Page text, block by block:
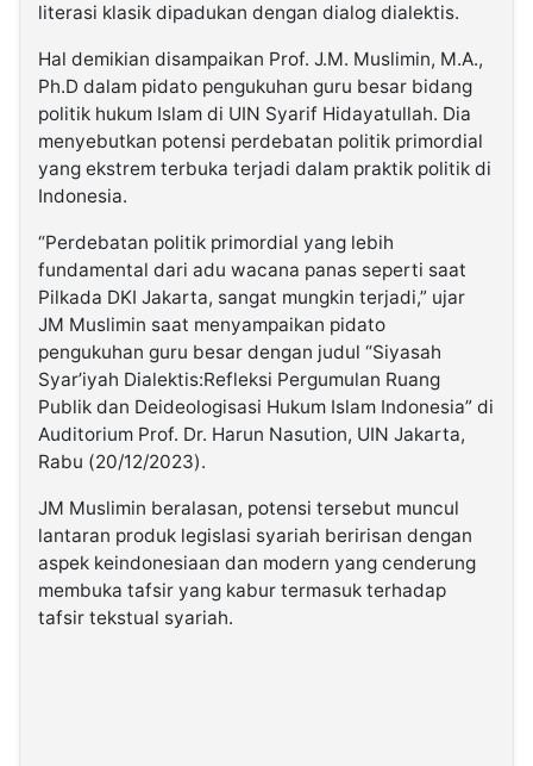
literasi klasik dipadukan dengan dialog dialektis.
Hal demikian disampaikan Prof. J.M. Muslimin, M.A.,
Ph.D dalam pidato pengukuhan guru besar bidang
politik hukum Islam di UIN Syarif Hidayatullah. Dia
menyebutkan potensi perdebatan politik primordial
yang ekstrem terbuka terjadi dalam praktik politik di
Indonesia.
“Perdebatan politik primordial yang lebih
fundamental dari adu wacana panas seperti saat
Pilkada DKI Jakarta, sangat mungkin terjadi,” ujar
JM Muslimin saat menyampaikan pidato
pengukuhan guru besar dengan judul “Siyasah
Syar’iyah Dialektis:Refleksi Pergumulan Ruang
Publik dan Deideologisasi Hukum Islam Indonesia” di
Auditorium Prof. Dr. Harun Nasution, UIN Jakarta,
Rabu (20/12/2023).
JM Muslimin beralasan, potensi tersebut muncul
lantaran produk legislasi syariah beririsan dengan
aspek keindonesiaan dan modern yang cenderung
membuka tafsir yang kabur termasuk terhadap
tafsir tekstual syariah.